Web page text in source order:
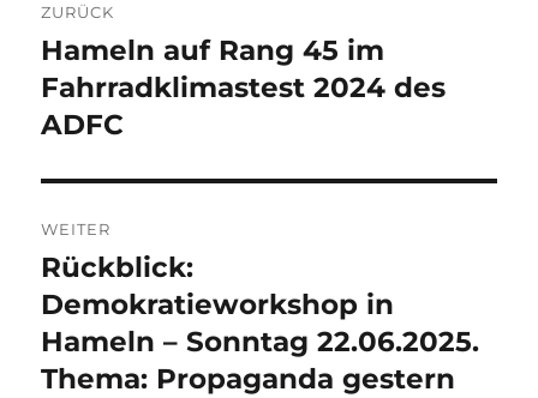
ZURÜCK
Vorheriger
Beitrag:
Hameln auf Rang 45 im
Fahrradklimastest 2024 des
ADFC
WEITER
Nächster
Beitrag:
Rückblick:
Demokratieworkshop in
Hameln – Sonntag 22.06.2025.
Thema: Propaganda gestern